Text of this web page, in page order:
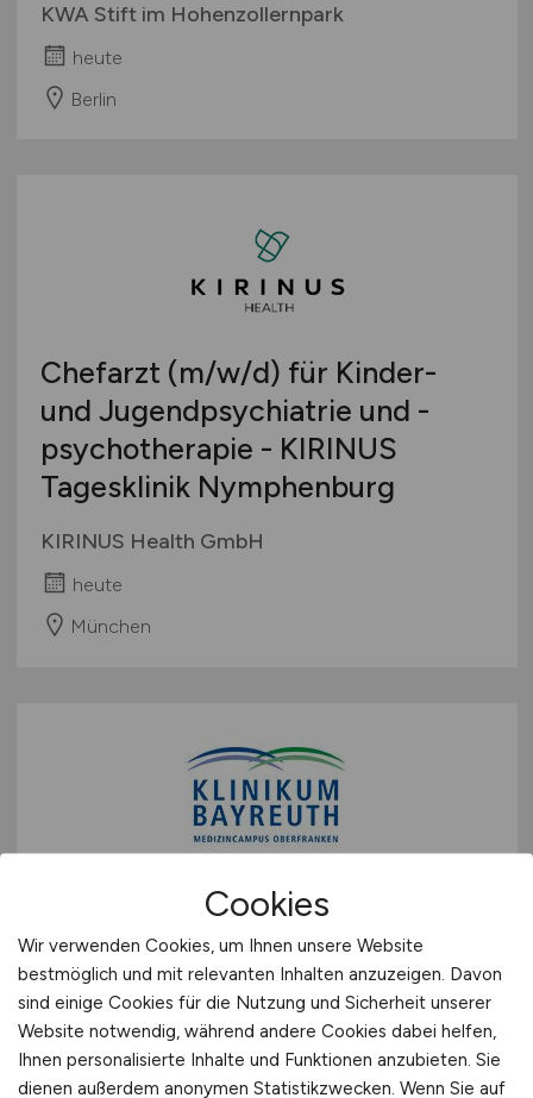
KWA Stift im Hohenzollernpark
heute
Berlin
Chefarzt (m/w/d) für Kinder-
und Jugendpsychiatrie und -
psychotherapie - KIRINUS
Tagesklinik Nymphenburg
KIRINUS Health GmbH
heute
München
(m/w/d)oder
Assistenzarzt(m/w/d)für die
Klinik für Anästhesiologie und
Operative Intensivmedizin
Klinikum Bayreuth GmbH
Cookies
Wir verwenden Cookies, um Ihnen unsere Website
bestmöglich und mit relevanten Inhalten anzuzeigen. Davon
sind einige Cookies für die Nutzung und Sicherheit unserer
Website notwendig, während andere Cookies dabei helfen,
Ihnen personalisierte Inhalte und Funktionen anzubieten. Sie
dienen außerdem anonymen Statistikzwecken. Wenn Sie auf